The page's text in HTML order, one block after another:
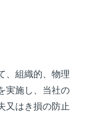
、組織的、物理
実施し、当社の
又はき損の防止